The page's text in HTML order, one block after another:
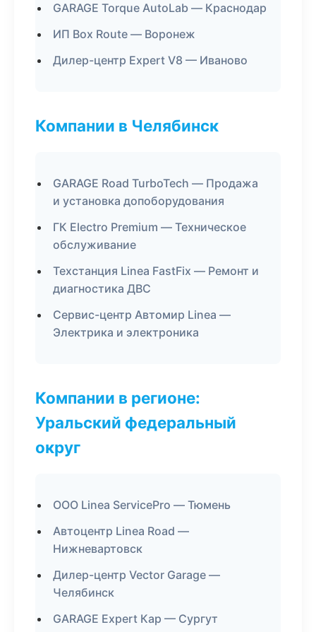
GARAGE Torque AutoLab — Краснодар
ИП Box Route — Воронеж
Дилер-центр Expert V8 — Иваново
Компании в Челябинск
GARAGE Road TurboTech — Продажа
и установка допоборудования
ГК Electro Premium — Техническое
обслуживание
Техстанция Linea FastFix — Ремонт и
диагностика ДВС
Сервис-центр Автомир Linea —
Электрика и электроника
Компании в регионе:
Уральский федеральный
округ
ООО Linea ServicePro — Тюмень
Автоцентр Linea Road —
Нижневартовск
Дилер-центр Vector Garage —
Челябинск
GARAGE Expert Кар — Сургут